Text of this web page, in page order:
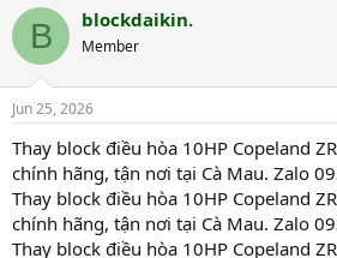
r
e
d
t
a
r
t
e
r
a
t
e
B blockdaikin.
Member
Jun 25, 2026
Thay block điều hòa 10HP Copeland
chính hãng, tận nơi tại Cà Mau. Zalo
Thay block điều hòa 10HP Copeland
chính hãng, tận nơi tại Cà Mau. Zalo
Thay block điều hòa 10HP Copeland